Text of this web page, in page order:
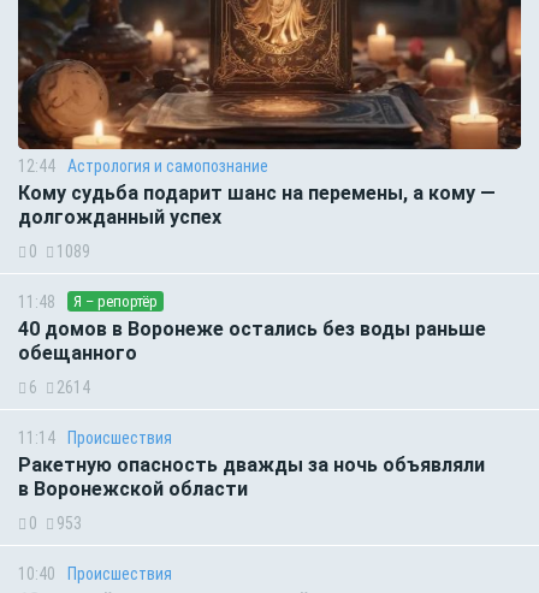
12:44 Астрология и самопознание
Кому судьба подарит шанс на перемены, а кому —
долгожданный успех
0 1089
11:48 Я – репортёр
40 домов в Воронеже остались без воды раньше
обещанного
6 2614
11:14 Происшествия
Ракетную опасность дважды за ночь объявляли
в Воронежской области
0 953
10:40 Происшествия